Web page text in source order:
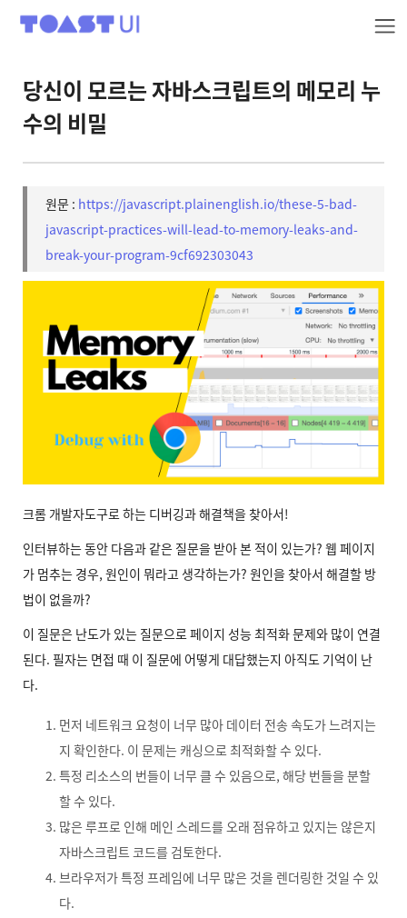
당신이 모르는 자바스크립트의 메모리 누
수의 비밀
원문 : https://javascript.plainenglish.io/these-5-bad-
javascript-practices-will-lead-to-memory-leaks-and-
break-your-program-9cf692303043
크롬 개발자도구로 하는 디버깅과 해결책을 찾아서!
인터뷰하는 동안 다음과 같은 질문을 받아 본 적이 있는가? 웹 페이지
가 멈추는 경우, 원인이 뭐라고 생각하는가? 원인을 찾아서 해결할 방
법이 없을까?
이 질문은 난도가 있는 질문으로 페이지 성능 최적화 문제와 많이 연결
된다. 필자는 면접 때 이 질문에 어떻게 대답했는지 아직도 기억이 난
다.
먼저 네트워크 요청이 너무 많아 데이터 전송 속도가 느려지는
지 확인한다. 이 문제는 캐싱으로 최적화할 수 있다.
특정 리소스의 번들이 너무 클 수 있음으로, 해당 번들을 분할
할 수 있다.
많은 루프로 인해 메인 스레드를 오래 점유하고 있지는 않은지
자바스크립트 코드를 검토한다.
브라우저가 특정 프레임에 너무 많은 것을 렌더링한 것일 수 있
다.